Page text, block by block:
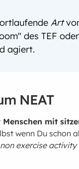
Art
des TEF
agiert.
NEAT
Menschen mit
wenn Du schon
non exercise activity